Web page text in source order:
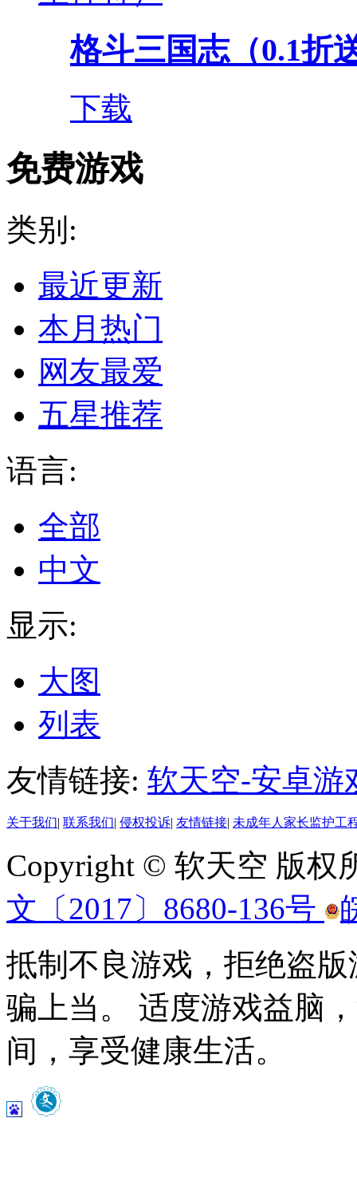
格斗三国志（0.1折
下载
免费游戏
类别:
最近更新
本月热门
网友最爱
五星推荐
语言:
全部
中文
显示:
大图
列表
友情链接: 软天空-安卓游
关于我们| 联系我们| 侵权投诉| 友情链接| 未成年人家长监护工
Copyright © 软天空 版权
文〔2017〕8680-136号
抵制不良游戏，拒绝盗
骗上当。 适度游戏益脑
间，享受健康生活。